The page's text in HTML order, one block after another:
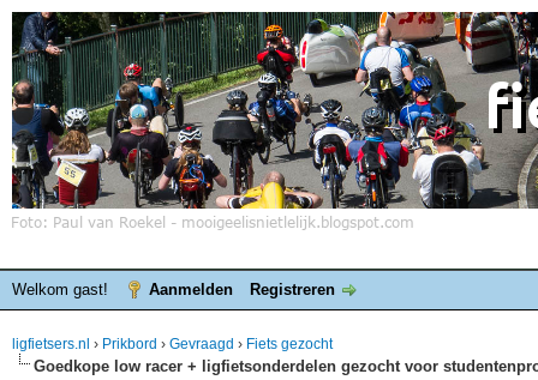
Welkom gast! Aanmelden Registreren
ligfietsers.nl › Prikbord › Gevraagd › Fiets gezocht
Goedkope low racer + ligfietsonderdelen gezocht voor